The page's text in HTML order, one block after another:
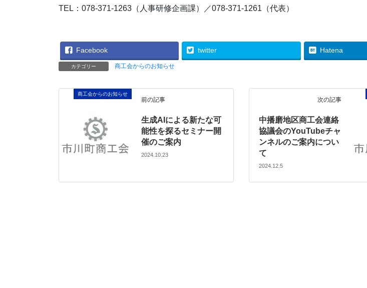
TEL：078-371-1263（人事研修企画課）／078-371-1261（代表）
Facebook twitter Hatena
カテゴリー 商工会からのお知らせ
商工会からのお知らせ
前の記事
生成AIによる新たな可
能性を探るセミナー開
催のご案内
2024.10.23
次の記事
中播磨地区商工会連絡
協議会のYouTubeチャ
ンネルのご案内につい
て
2024.12.5